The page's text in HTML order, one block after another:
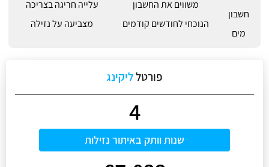
חשבון
מים
משווים את החשבון
הנוכחי לחודשים קודמים
עלייה חריגה בצריכה
מצביעה על נזילה
פורטלליקינג
4
שנות וותק באיתור נזילות